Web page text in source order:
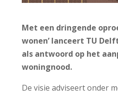
Met een dringende
wonen’ lanceert TU
als antwoord op het
woningnood.
De visie adviseert onder